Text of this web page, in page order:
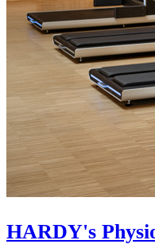
HARDY's